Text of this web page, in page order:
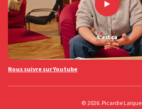
Nous suivre sur Youtube
© 2026. Picardie Laïque